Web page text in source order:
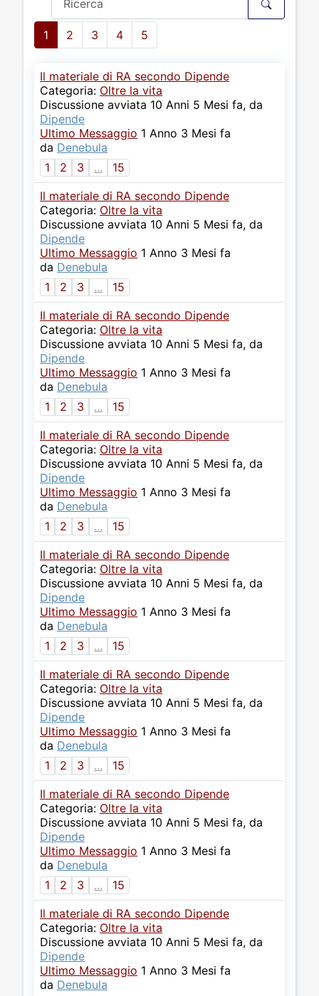
1 2 3 4 5
Il materiale di RA secondo Dipende
Categoria: Oltre la vita
Discussione avviata 10 Anni 5 Mesi fa, da
Dipende
Ultimo Messaggio 1 Anno 3 Mesi fa
da Denebula
1
2 3 ...
15
Il materiale di RA secondo Dipende
Categoria: Oltre la vita
Discussione avviata 10 Anni 5 Mesi fa, da
Dipende
Ultimo Messaggio 1 Anno 3 Mesi fa
da Denebula
1
2 3 ...
15
Il materiale di RA secondo Dipende
Categoria: Oltre la vita
Discussione avviata 10 Anni 5 Mesi fa, da
Dipende
Ultimo Messaggio 1 Anno 3 Mesi fa
da Denebula
1
2 3 ...
15
Il materiale di RA secondo Dipende
Categoria: Oltre la vita
Discussione avviata 10 Anni 5 Mesi fa, da
Dipende
Ultimo Messaggio 1 Anno 3 Mesi fa
da Denebula
1
2 3 ...
15
Il materiale di RA secondo Dipende
Categoria: Oltre la vita
Discussione avviata 10 Anni 5 Mesi fa, da
Dipende
Ultimo Messaggio 1 Anno 3 Mesi fa
da Denebula
1
2 3 ...
15
Il materiale di RA secondo Dipende
Categoria: Oltre la vita
Discussione avviata 10 Anni 5 Mesi fa, da
Dipende
Ultimo Messaggio 1 Anno 3 Mesi fa
da Denebula
1
2 3 ...
15
Il materiale di RA secondo Dipende
Categoria: Oltre la vita
Discussione avviata 10 Anni 5 Mesi fa, da
Dipende
Ultimo Messaggio 1 Anno 3 Mesi fa
da Denebula
1
2 3 ...
15
Il materiale di RA secondo Dipende
Categoria: Oltre la vita
Discussione avviata 10 Anni 5 Mesi fa, da
Dipende
Ultimo Messaggio 1 Anno 3 Mesi fa
da Denebula